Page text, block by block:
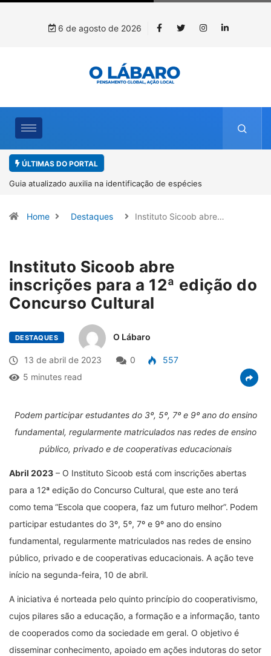
6 de agosto de 2026
ÚLTIMAS DO PORTAL
Kinross inicia rastreamento digital de 10 mil mudas usadas na
Home Destaques Instituto Sicoob abre…
Instituto Sicoob abre
inscrições para a 12ª edição do
Concurso Cultural
DESTAQUES O Lábaro
13 de abril de 2023 0
557
5 minutes read
Podem participar estudantes do 3º, 5º, 7º e 9º ano do ensino
fundamental, regularmente matriculados nas redes de ensino
público, privado e de cooperativas educacionais
Abril 2023 – O Instituto Sicoob está com inscrições abertas
para a 12ª edição do Concurso Cultural, que este ano terá
como tema “Escola que coopera, faz um futuro melhor”. Podem
participar estudantes do 3º, 5º, 7º e 9º ano do ensino
fundamental, regularmente matriculados nas redes de ensino
público, privado e de cooperativas educacionais. A ação teve
início na segunda-feira, 10 de abril.
A iniciativa é norteada pelo quinto princípio do cooperativismo,
cujos pilares são a educação, a formação e a informação, tanto
de cooperados como da sociedade em geral. O objetivo é
disseminar conhecimento, apoiado em ações indutoras do setor